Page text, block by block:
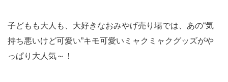
子どもも大人も、大好きなおみやげ売り場では、あの“気
持ち悪いけど可愛い”キモ可愛いミャクミャクグッズがや
っぱり大人気～！